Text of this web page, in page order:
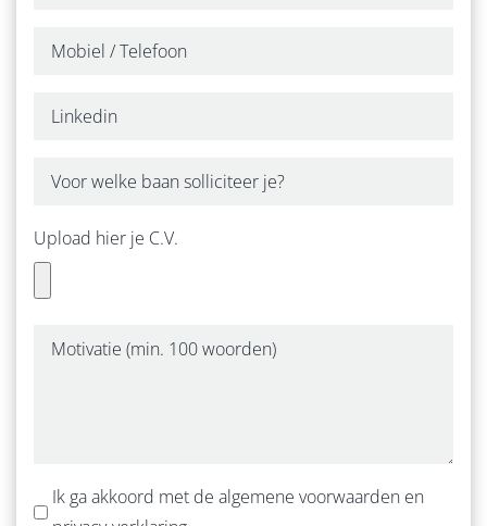
Upload hier je C.V.
Ik ga akkoord met de algemene voorwaarden en